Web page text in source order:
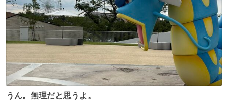
うん。無理だと思うよ。